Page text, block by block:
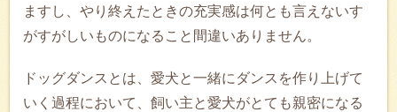
ますし、やり終えたときの充実感は何とも言えないす
がすがしいものになること間違いありません。
ドッグダンスとは、愛犬と一緒にダンスを作り上げて
いく過程において、飼い主と愛犬がとても親密になる